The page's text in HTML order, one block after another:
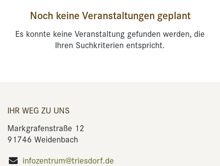
Noch keine Veranstaltungen geplant
Es konnte keine Veranstaltung gefunden werden, die
Ihren Suchkriterien entspricht.
IHR WEG ZU UNS
Markgrafenstraße 12
91746 Weidenbach
infozentrum@triesdorf.de